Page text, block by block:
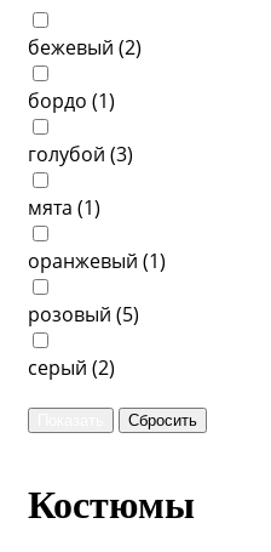
бежевый (2)
бордо (1)
голубой (3)
мята (1)
оранжевый (1)
розовый (5)
серый (2)
Костюмы